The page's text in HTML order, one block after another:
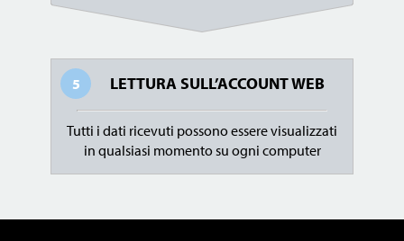
5 LETTURA SULL’ACCOUNT WEB
Tutti i dati ricevuti possono essere visualizzati
in qualsiasi momento su ogni computer